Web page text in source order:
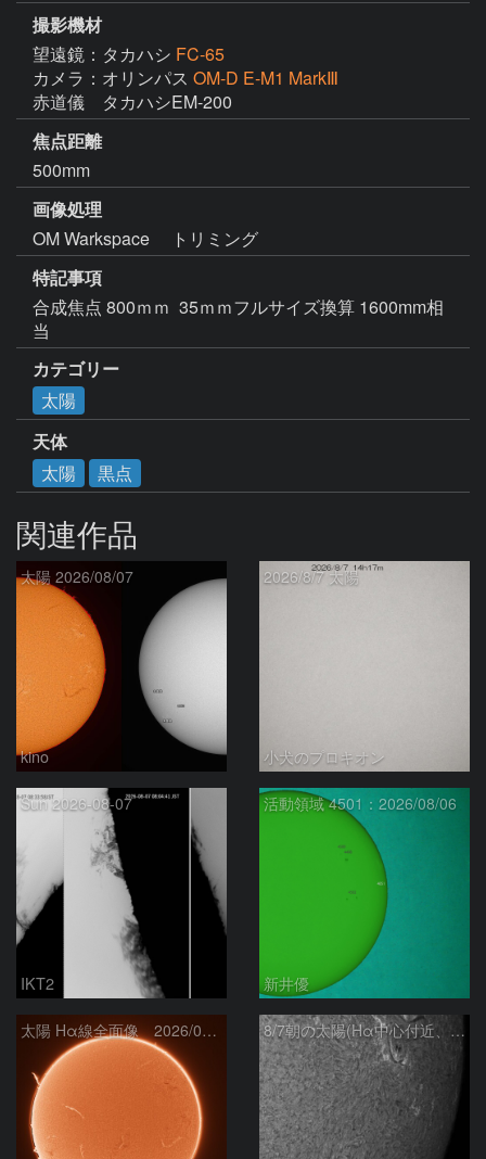
撮影機材
望遠鏡：タカハシ FC-65
カメラ：オリンパス OM-D E-M1 MarkⅢ
赤道儀　タカハシEM-200
焦点距離
500mm
画像処理
OM Warkspace 　トリミング
特記事項
合成焦点 800ｍｍ  35ｍｍフルサイズ換算 1600mm相
当
カテゴリー
太陽
天体
太陽
黒点
関連作品
太陽 2026/08/07
kino
2026/8/7 太陽
小犬のプロキオン
Sun 2026-08-07
IKT2
活動領域 4501：2026/08/06
新井優
太陽 Hα線全面像 2026/08/07 8/7朝の太陽(Hα中心付近、4498、4502付近)